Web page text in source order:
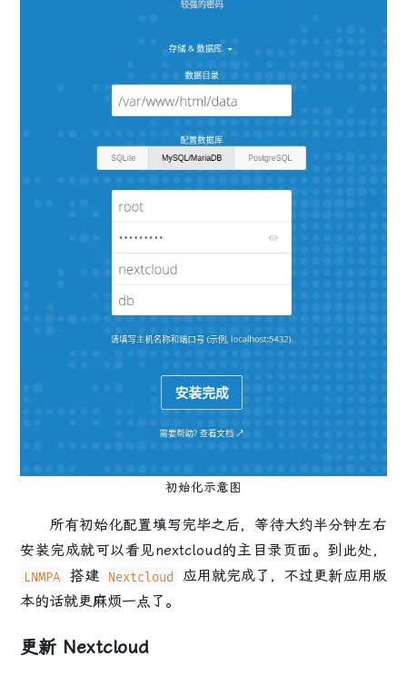
初始化示意图
所有初始化配置填写完毕之后，等待大约半分钟左右
安装完成就可以看见nextcloud的主目录页面。到此处，
LNMPA 搭建 Nextcloud
应用就完成了，不过更新应用版
本的话就更麻烦一点了。
更新 Nextcloud